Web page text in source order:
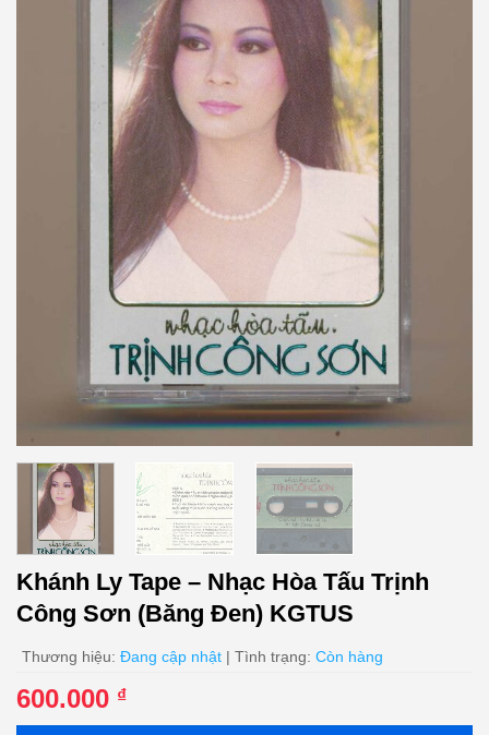
Khánh Ly Tape – Nhạc Hòa Tấu Trịnh
Công Sơn (Băng Đen) KGTUS
Thương hiệu: Đang cập nhật | Tình trạng: Còn hàng
600.000 ₫